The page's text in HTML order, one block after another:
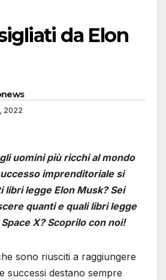
da Elon
2022
uomini più ricchi al mondo
imprenditoriale si
libri legge Elon Musk? Sei
quanti e quali libri legge
Space X? Scoprilo con noi!
sono riusciti a raggiungere
successi destano sempre